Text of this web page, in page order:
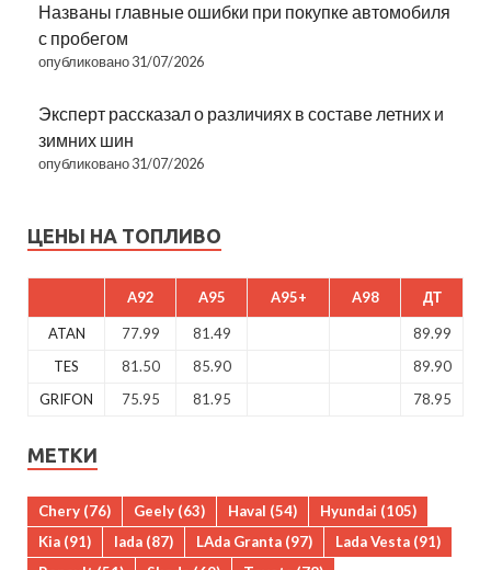
Названы главные ошибки при покупке автомобиля
с пробегом
опубликовано 31/07/2026
Эксперт рассказал о различиях в составе летних и
зимних шин
опубликовано 31/07/2026
ЦЕНЫ НА ТОПЛИВО
A92 A95 A95+ A98 ДТ
ATAN 77.99 81.49
89.99
TES
81.50 85.90
89.90
GRIFON
75.95 81.95 78.95
МЕТКИ
Chery (76) Geely (63) Haval (54) Hyundai (105)
Kia (91) lada (87) LAda Granta (97) Lada Vesta (91)